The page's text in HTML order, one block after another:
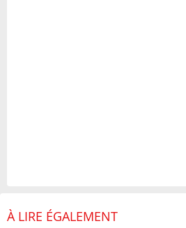
À LIRE ÉGALEMENT